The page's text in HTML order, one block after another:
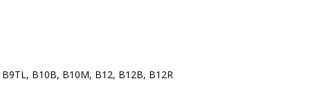
B10B, B10M, B12, B12B, B12R